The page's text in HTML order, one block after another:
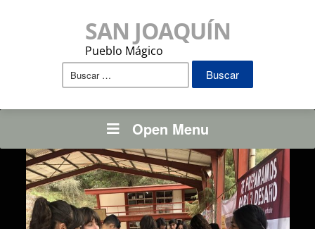
SAN JOAQUÍN
Pueblo Mágico
Buscar:
Open Menu